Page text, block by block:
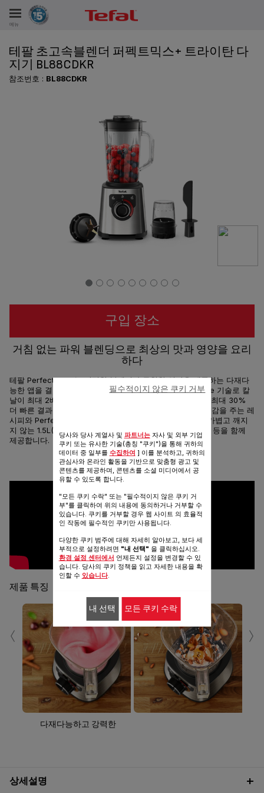
메뉴
테팔 초고속블렌더 퍼펙트믹스+ 트라이탄 다
지기 BL88CDKR
참조번호 : BL88CDKR
구입 장소
거침 없는 파워 블렌딩으로 최상의 맛과 영양을 요리
하다
테팔 PerfectMix +는 강력한 블렌딩과 무한한 영감을 제공하는 다재다
능한 앱을 결합한 고속 블렌더입니다. 독점적인 Powelix Life 기술로 칼
날이 최대 2배 더 오래 지속되며*, 1200W의 강력한 모터로 최대 30%
더 빠른 결과를 제공합니다.** 무료 테팔 앱에서 150개의 영감을 주는 레
시피와 Perfect Mix 재료 조합 서비스 등을 발견해보세요. 가볍고 깨지
지 않는 1.5L(사용 가능 용량) 트라이탄 용기, 자동 프로그램 등을 함께
제공합니다.
공유 보내기
제품 특징
다재다능하고 강력한
‹ ›
상세설명
당사와 당사 계열사 및 파트너는자사 및 외부 기업
쿠키 또는 유사한 기술(총칭 "쿠키")을 통해 귀하의
데이터 중 일부를 수집하여 ] 이를 분석하고, 귀하의
관심사와 온라인 활동을 기반으로 맞춤형 광고 및
콘텐츠를 제공하며, 콘텐츠를 소셜 미디어에서 공
유할 수 있도록 합니다.
"모든 쿠키 수락" 또는 "필수적이지 않은 쿠키 거
부"를 클릭하여 위의 내용에 동의하거나 거부할 수
있습니다. 쿠키를 거부할 경우 웹 사이트 의 효율적
인 작동에 필수적인 쿠키만 사용됩니다.
다양한 쿠키 범주에 대해 자세히 알아보고, 보다 세
부적으로 설정하려면 "내 선택" 을 클릭하십시오.
환경 설정 센터에서 언제든지 설정을 변경할 수 있
습니다. 당사의 쿠키 정책을 읽고 자세한 내용을 확
인할 수 있습니다.
필수적이지 않은 쿠키 거부
내 선택 모든 쿠키 수락